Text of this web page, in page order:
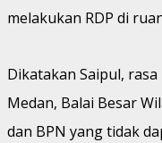
melakukan RDP di
Dikatakan Saipul,
Medan, Balai Besar
dan BPN yang tidak